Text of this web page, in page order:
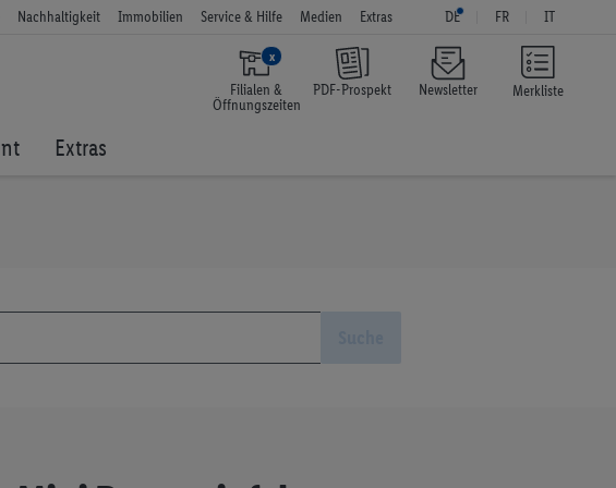
Merkliste
Nachhaltigkeit Immobilien Service & Hilfe Medien Extras DE FR IT
x
Filialen &
Öffnungszeiten
PDF-Prospekt Newsletter
Extras